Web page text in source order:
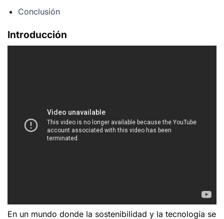
Conclusión
Introducción
En un mundo donde la sostenibilidad y la tecnología se